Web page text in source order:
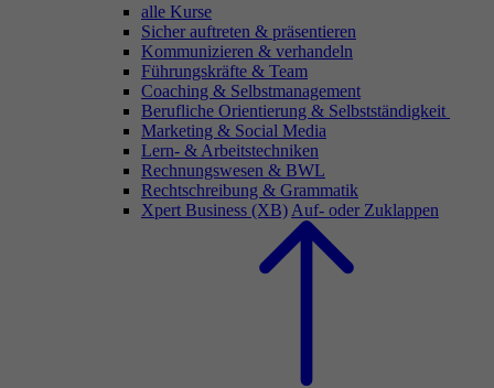
alle Kurse
Sicher auftreten & präsentieren
Kommunizieren & verhandeln
Führungskräfte & Team
Coaching & Selbstmanagement
Berufliche Orientierung & Selbstständigkeit
Marketing & Social Media
Lern- & Arbeitstechniken
Rechnungswesen & BWL
Rechtschreibung & Grammatik
Xpert Business (XB) Auf- oder Zuklappen